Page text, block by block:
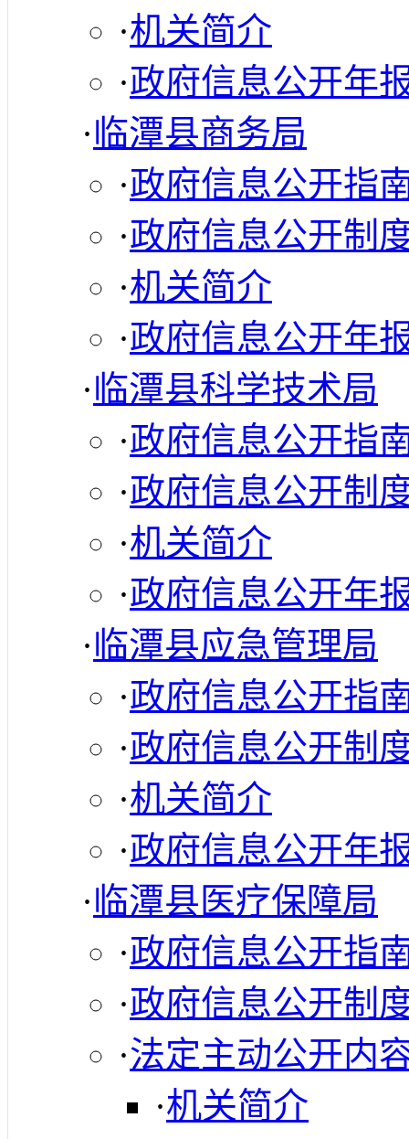
·机关简介
·政府信息公开年
·临潭县商务局
·政府信息公开指
·政府信息公开制
·机关简介
·政府信息公开年
·临潭县科学技术局
·政府信息公开指
·政府信息公开制
·机关简介
·政府信息公开年
·临潭县应急管理局
·政府信息公开指
·政府信息公开制
·机关简介
·政府信息公开年
·临潭县医疗保障局
·政府信息公开指
·政府信息公开制
·法定主动公开内
·机关简介